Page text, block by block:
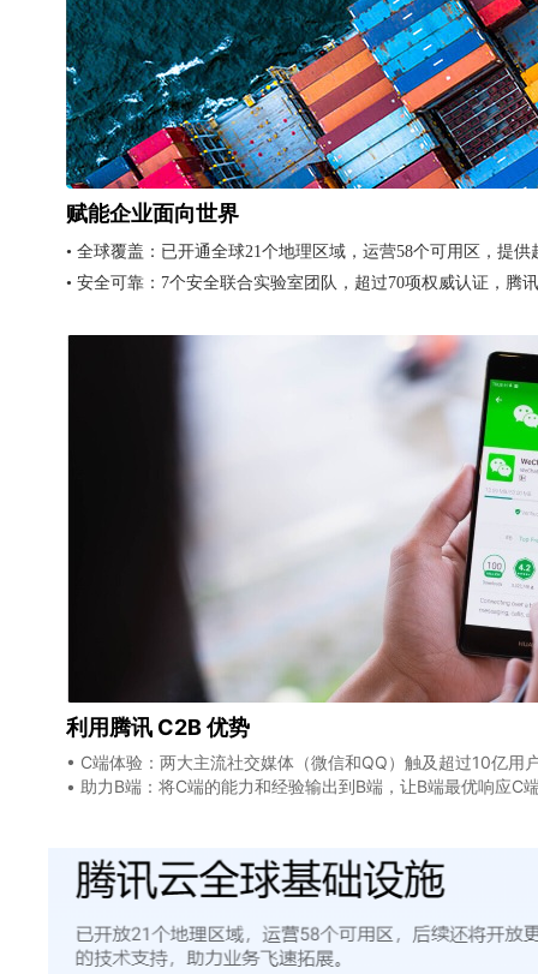
赋能企业面向世界
• 全球覆盖：已开通全球21个地理区域，运营58个可用区，提
• 安全可靠：7个安全联合实验室团队，超过70项权威认证，腾
利用腾讯 C2B 优势
• C端体验：两大主流社交媒体（微信和QQ）触及超过10亿用
• 助力B端：将C端的能力和经验输出到B端，让B端最优响应